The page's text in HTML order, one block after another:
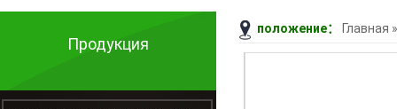
положение： Главная
Продукция